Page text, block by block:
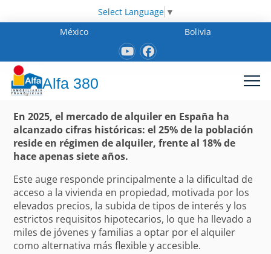
Select Language ▼
México
Bolivia
Alfa 380
En 2025, el mercado de alquiler en España ha
alcanzado cifras históricas: el 25% de la población
reside en régimen de alquiler, frente al 18% de
hace apenas siete años.
Este auge responde principalmente a la dificultad de
acceso a la vivienda en propiedad, motivada por los
elevados precios, la subida de tipos de interés y los
estrictos requisitos hipotecarios, lo que ha llevado a
miles de jóvenes y familias a optar por el alquiler
como alternativa más flexible y accesible.